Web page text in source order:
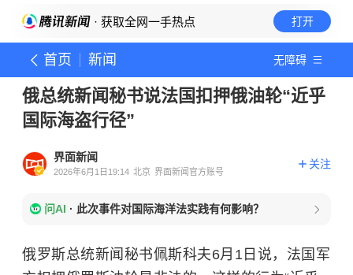
· 获取全网一手热点 打开
首页 新闻 无障碍
俄总统新闻秘书说法国扣押俄油轮“近乎
国际海盗行径”
界面新闻
2026年6月1日19:14 北京 界面新闻官方账号
关注
问AI · 此次事件对国际海洋法实践有何影响？
俄罗斯总统新闻秘书佩斯科夫6月1日说，法国军